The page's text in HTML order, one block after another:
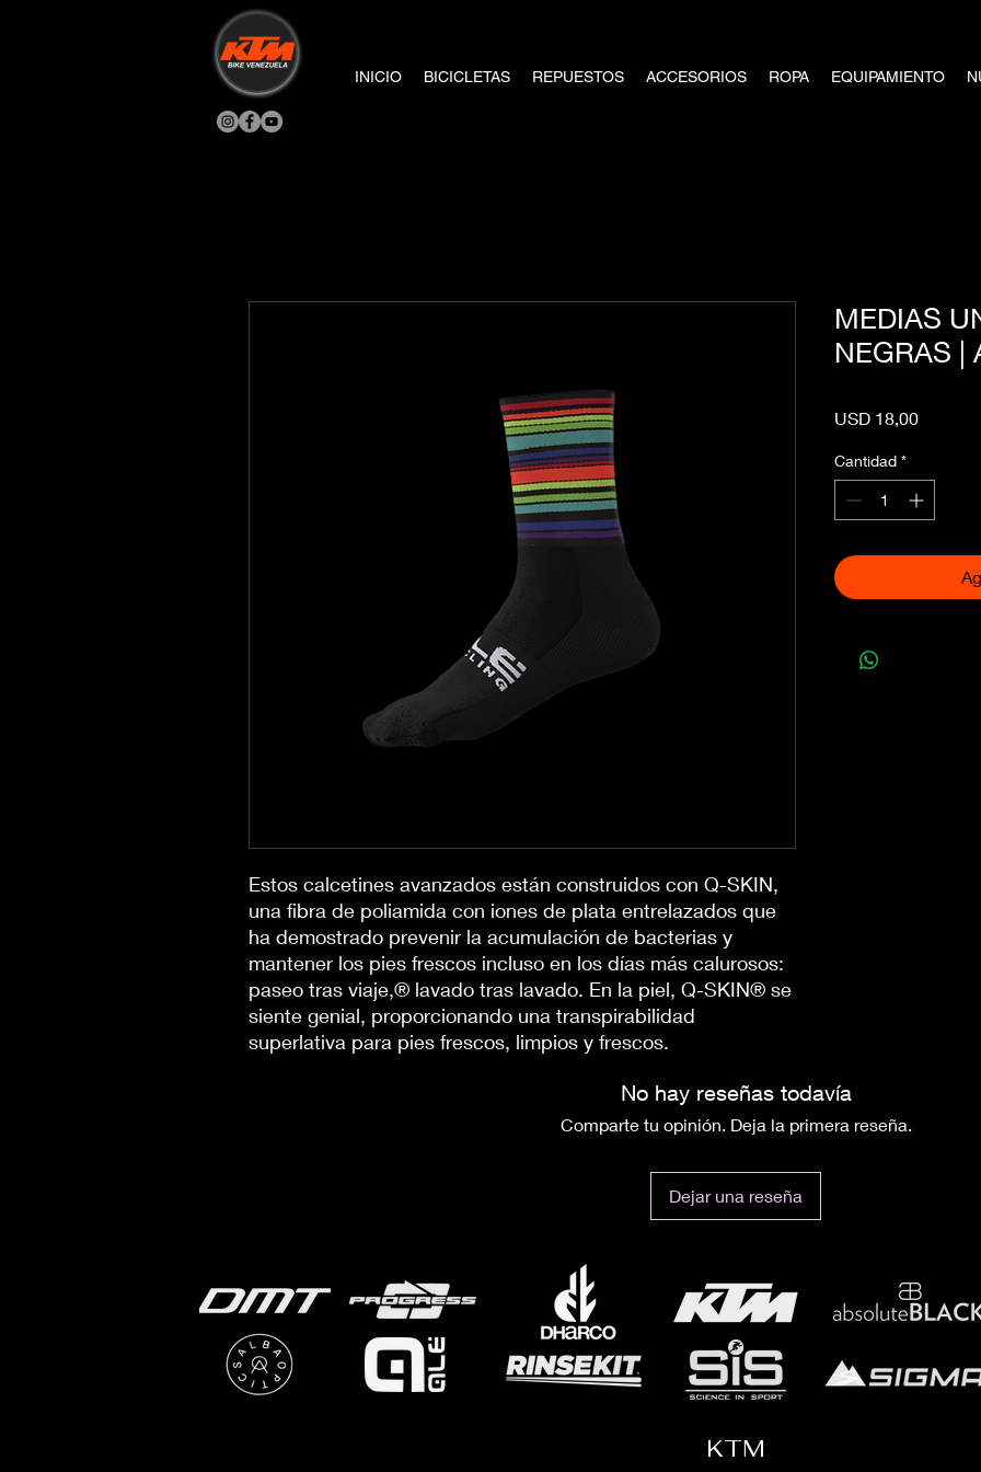
INICIO BICICLETAS REPUESTOS ACCESORIOS ROPA EQUIPAMIENTO
Estos calcetines avanzados están construidos con Q-SKIN,
una fibra de poliamida con iones de plata entrelazados que
ha demostrado prevenir la acumulación de bacterias y
mantener los pies frescos incluso en los días más calurosos:
paseo tras viaje,® lavado tras lavado. En la piel, Q-SKIN® se
siente genial, proporcionando una transpirabilidad
superlativa para pies frescos, limpios y frescos.
MEDIAS
NEGRAS |
USD 18,00Precio
Cantidad *
No hay reseñas todavía
Comparte tu opinión. Deja la primera reseña.
Dejar una reseña
KTM